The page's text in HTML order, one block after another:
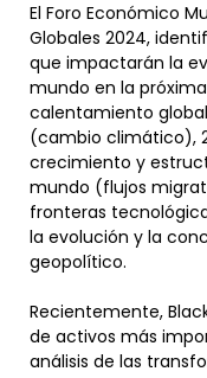
El Foro Económico
Globales 2024,
que impactarán la
mundo en la
calentamiento
(cambio climático),
crecimiento y
mundo (flujos
fronteras
la evolución y la
geopolítico.
Recientemente,
de activos más
análisis de las